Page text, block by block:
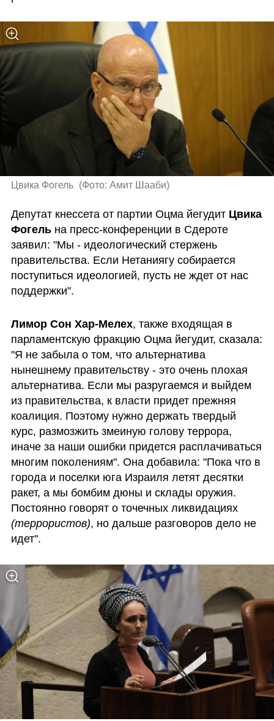
Цвика Фогель (Фото: Амит Шааби)
Депутат кнессета от партии Оцма йегудит Цвика
Фогель на пресс-конференции в Сдероте
заявил: "Мы - идеологический стержень
правительства. Если Нетаниягу собирается
поступиться идеологией, пусть не ждет от нас
поддержки".
Лимор Сон Хар-Мелех, также входящая в
парламентскую фракцию Оцма йегудит, сказала:
"Я не забыла о том, что альтернатива
нынешнему правительству - это очень плохая
альтернатива. Если мы разругаемся и выйдем
из правительства, к власти придет прежняя
коалиция. Поэтому нужно держать твердый
курс, размозжить змеиную голову террора,
иначе за наши ошибки придется расплачиваться
многим поколениям". Она добавила: "Пока что в
города и поселки юга Израиля летят десятки
ракет, а мы бомбим дюны и склады оружия.
Постоянно говорят о точечных ликвидациях
(террористов), но дальше разговоров дело не
идет".